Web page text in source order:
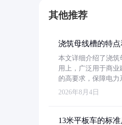
其他推荐
浇筑母线槽的特
本文详细介绍了浇筑
用上，广泛用于商
的高要求，保障电力
2026年8月4日
13米平板车的标